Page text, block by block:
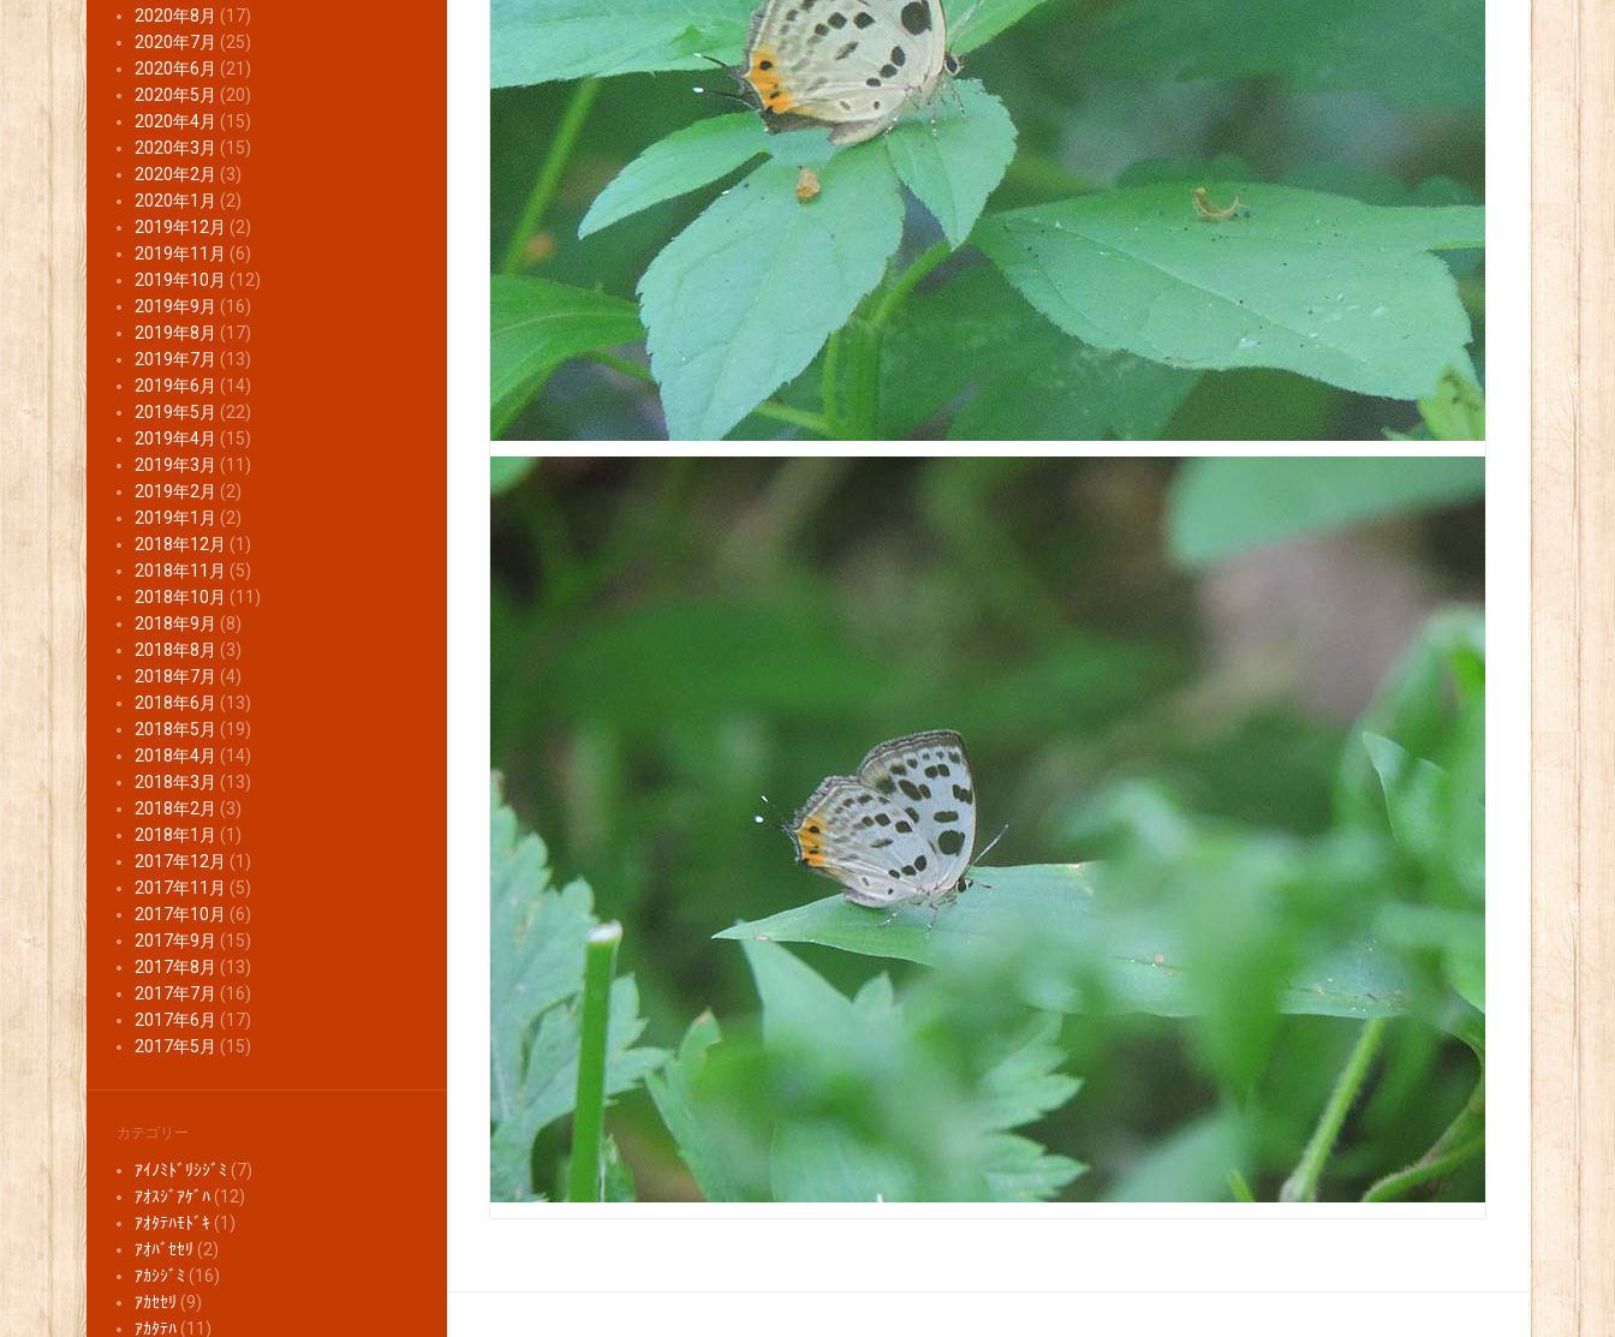
2020年8月 (17)
2020年7月 (25)
2020年6月 (21)
2020年5月 (20)
2020年4月 (15)
2020年3月 (15)
2020年2月 (3)
2020年1月 (2)
2019年12月 (2)
2019年11月 (6)
2019年10月 (12)
2019年9月 (16)
2019年8月 (17)
2019年7月 (13)
2019年6月 (14)
2019年5月 (22)
2019年4月 (15)
2019年3月 (11)
2019年2月 (2)
2019年1月 (2)
2018年12月 (1)
2018年11月 (5)
2018年10月 (11)
2018年9月 (8)
2018年8月 (3)
2018年7月 (4)
2018年6月 (13)
2018年5月 (19)
2018年4月 (14)
2018年3月 (13)
2018年2月 (3)
2018年1月 (1)
2017年12月 (1)
2017年11月 (5)
2017年10月 (6)
2017年9月 (15)
2017年8月 (13)
2017年7月 (16)
2017年6月 (17)
2017年5月 (15)
カテゴリー
ｱｲﾉﾐﾄﾞﾘｼｼﾞﾐ (7)
ｱｵｽｼﾞｱｹﾞﾊ(12)
ｱｵﾀﾃﾊﾓﾄﾞｷ(1)
ｱｵﾊﾞｾｾﾘ (2)
ｱｶｼｼﾞﾐ (16)
ｱｶｾｾﾘ (9)
ｱｶﾀﾃﾊ(11)